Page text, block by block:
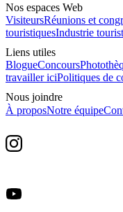
Nos espaces Web
VisiteursRéunions et
touristiquesIndustrie
Liens utiles
BlogueConcours
travailler iciPolitiques de
Nous joindre
À proposNotre équipe